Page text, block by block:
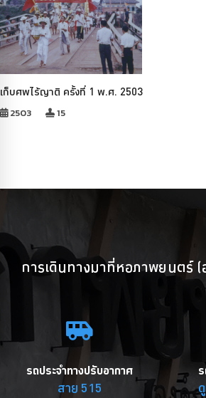
เก็บศพไร้ญาติ ครั้งที่ 1 พ.ศ. 2503
2503 15
การเดินทางมาที่หอภาพยนตร์
รถประจำทางปรับอากาศ
สาย 515